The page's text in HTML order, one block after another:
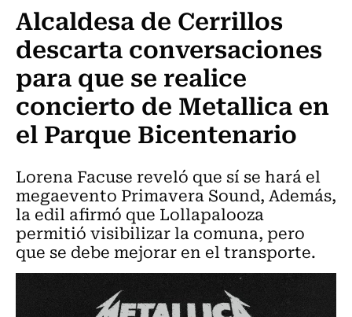
Alcaldesa de Cerrillos
descarta conversaciones
para que se realice
concierto de Metallica en
el Parque Bicentenario
Lorena Facuse reveló que sí se hará el
megaevento Primavera Sound, Además,
la edil afirmó que Lollapalooza
permitió visibilizar la comuna, pero
que se debe mejorar en el transporte.